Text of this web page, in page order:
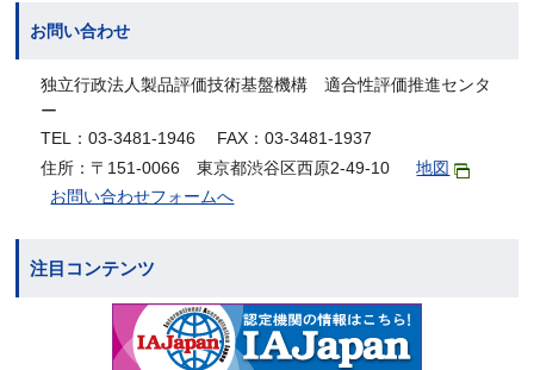
お問い合わせ
独立行政法人製品評価技術基盤機構 適合性評価推進センタ
ー
TEL：03-3481-1946 FAX：03-3481-1937
住所：〒151-0066 東京都渋谷区西原2-49-10
地図
お問い合わせフォームへ
注目コンテンツ